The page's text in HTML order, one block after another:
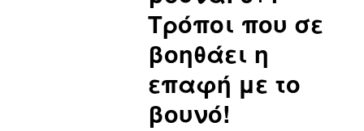
Τρόποι που σε
βοηθάει η
επαφή με το
βουνό!